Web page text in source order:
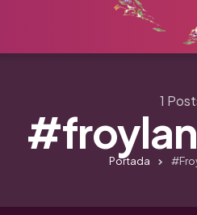
1
Portada